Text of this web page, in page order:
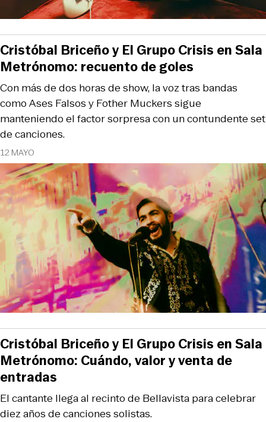
12 MAYO
Con más de dos horas de show, la voz tras bandas
como Ases Falsos y Fother Muckers sigue
manteniendo el factor sorpresa con un contundente set
de canciones.
Cristóbal Briceño y El Grupo Crisis en Sala
Metrónomo: recuento de goles
El cantante llega al recinto de Bellavista para celebrar
diez años de canciones solistas.
Cristóbal Briceño y El Grupo Crisis en Sala
Metrónomo: Cuándo, valor y venta de
entradas